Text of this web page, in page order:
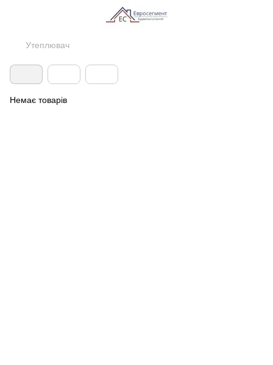
Утеплювач
Немає товарів